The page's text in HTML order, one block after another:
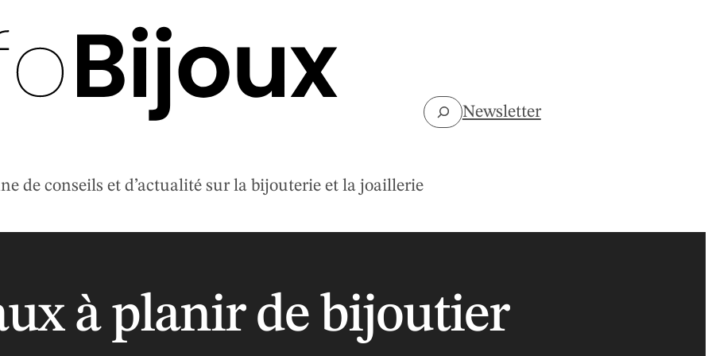
de conseils et d’actualité sur la bijouterie et la joaillerie
Rechercher
Newsletter
à planir de bijoutier